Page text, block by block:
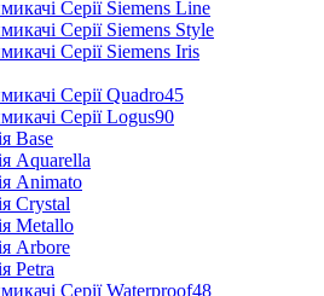
Серії Siemens Line
Серії Siemens Style
Серії Siemens Iris
Серії Quadro45
Серії Logus90
Base
Aquarella
Animato
Crystal
Metallo
Arbore
Petra
Серії Waterproof48